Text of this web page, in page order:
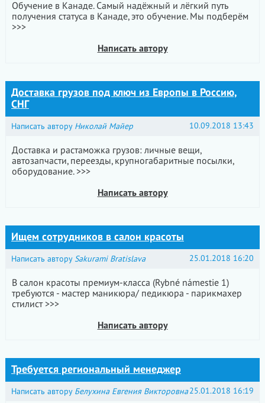
Обучение в Канаде. Самый надёжный и лёгкий путь
получения статуса в Канаде, это обучение. Мы подберём
>>>
Написать автору
Доставка грузов под ключ из Европы в Россию,
СНГ
Написать автору Николай Майер 10.09.2018 13:43
Доставка и растаможка грузов: личные вещи,
автозапчасти, переезды, крупногабаритные посылки,
оборудование. >>>
Написать автору
Ищем сотрудников в салон красоты
Написать автору Sakurami Bratislava 25.01.2018 16:20
В салон красоты премиум-класса (Rybné námestie 1)
требуются - мастер маникюра/ педикюра - парикмахер
стилист >>>
Написать автору
Требуется региональный менеджер
Написать автору Белухина Евгения Викторовна25.01.2018 16:19